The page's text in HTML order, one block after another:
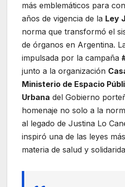
más emblemáticos para
años de vigencia de la Ley
norma que transformó el
de órganos en Argentina.
impulsada por la campaña
junto a la organización
Ministerio de Espacio
Urbana del Gobierno
homenaje no solo a la
al legado de Justina Lo
inspiró una de las leyes
materia de salud y